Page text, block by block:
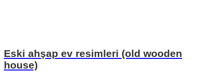
Eski ahşap ev resimleri (old wooden
house)